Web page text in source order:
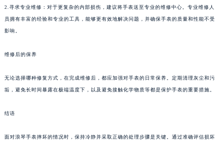
2.寻求专业维修：对于更复杂的内部损伤，建议将手表送至专业的维修中心。专业维修人
员拥有丰富的经验和专业的工具，能够更有效地解决问题，并确保手表的质量和性能不受
影响。
维修后的保养
无论选择哪种修复方式，在完成维修后，都应加强对手表的日常保养。定期清理灰尘和污
垢，避免长时间暴露在极端温度下，以及避免接触化学物质等都是保护手表的重要措施。
结语
面对浪琴手表摔坏的情况时，保持冷静并采取正确的处理步骤是关键。通过准确评估损坏